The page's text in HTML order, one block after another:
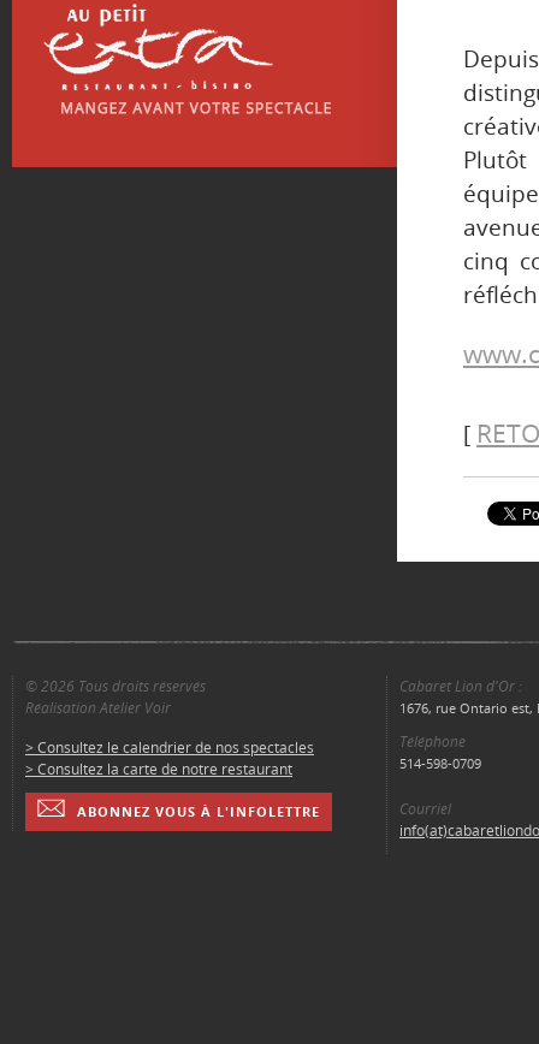
cinq
[
© 2026 Tous droits réservés
Réalisation Atelier Voir
> Consultez le calendrier de nos spectacles
> Consultez la carte de notre restaurant
ABONNEZ VOUS À L'INFOLETTRE
Cabaret Lion d'Or :
1676, rue Ontario est,
Téléphone
514-598-0709
Courriel